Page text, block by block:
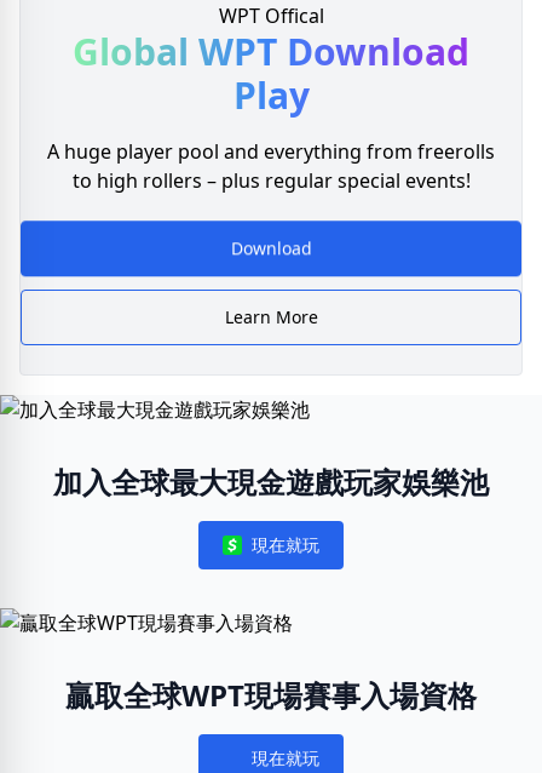
WPT Offical
Global WPT Download
Play
A huge player pool and everything from freerolls
to high rollers – plus regular special events!
Download
Learn More
加入全球最大現金遊戲玩家娛樂池
Notifications
現在就玩
贏取全球WPT現場賽事入場資格
Notifications
現在就玩